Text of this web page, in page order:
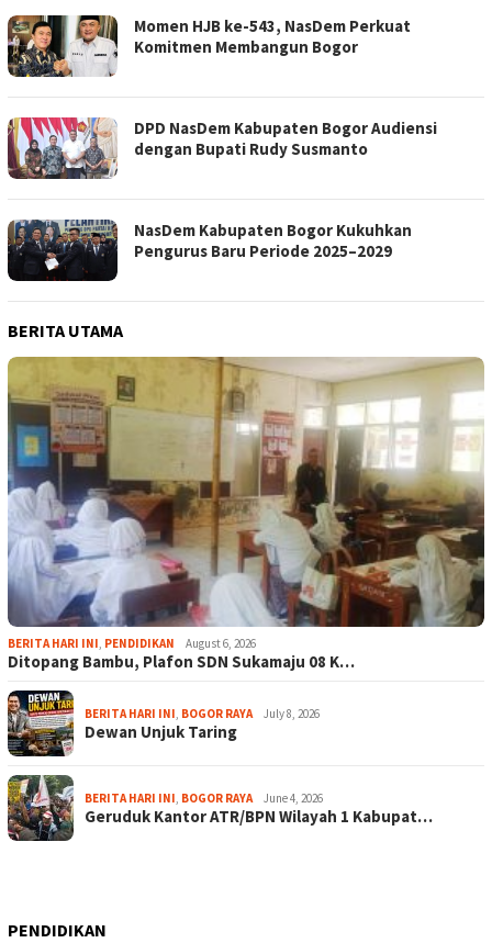
Momen HJB ke-543, NasDem Perkuat
Komitmen Membangun Bogor
DPD NasDem Kabupaten Bogor Audiensi
dengan Bupati Rudy Susmanto
NasDem Kabupaten Bogor Kukuhkan
Pengurus Baru Periode 2025–2029
BERITA UTAMA
BERITA HARI INI, PENDIDIKAN August 6, 2026
Ditopang Bambu, Plafon SDN Sukamaju 08 K…
BERITA HARI INI, BOGOR RAYA July 8, 2026
Dewan Unjuk Taring
BERITA HARI INI, BOGOR RAYA June 4, 2026
Geruduk Kantor ATR/BPN Wilayah 1 Kabupat…
PENDIDIKAN